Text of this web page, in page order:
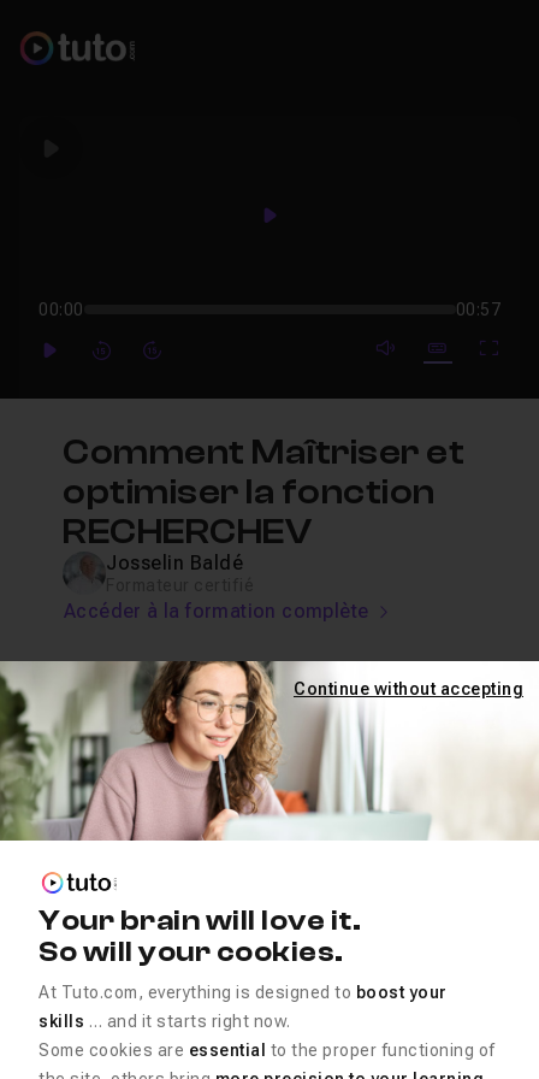
Play
00:00 00:57
ForwardForward mute video
Subtitles
Comment Maîtriser et
optimiser la fonction
RECHERCHEV
Josselin Baldé
Accéder à la formation complète